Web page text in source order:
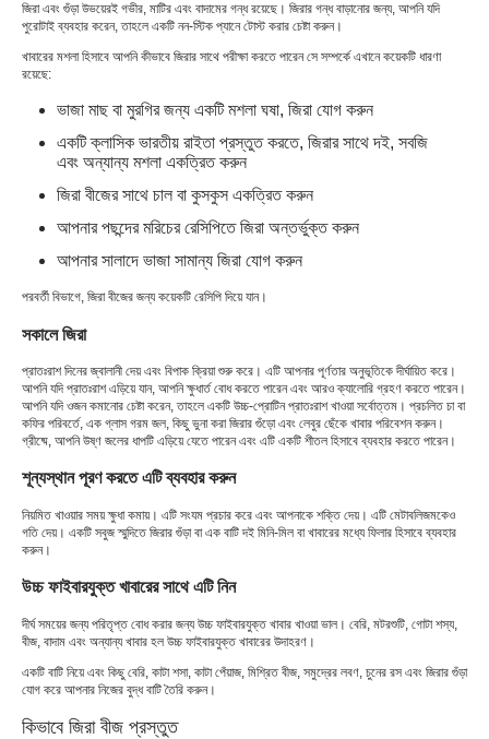
জিরা এবং গুঁড়া উভয়েরই গভীর, মাটির এবং বাদামের গন্ধ রয়েছে। জিরার গন্ধ বাড়ানোর জন্য, আপনি যদি
পুরোটাই ব্যবহার করেন, তাহলে একটি নন-স্টিক প্যানে টোস্ট করার চেষ্টা করুন।
খাবারের মশলা হিসাবে আপনি কীভাবে জিরার সাথে পরীক্ষা করতে পারেন সে সম্পর্কে এখানে কয়েকটি ধারণা
রয়েছে:
ভাজা মাছ বা মুরগির জন্য একটি মশলা ঘষা, জিরা যোগ করুন
একটি ক্লাসিক ভারতীয় রাইতা প্রস্তুত করতে, জিরার সাথে দই, সবজি
এবং অন্যান্য মশলা একত্রিত করুন
জিরা বীজের সাথে চাল বা কুসকুস একত্রিত করুন
আপনার পছন্দের মরিচের রেসিপিতে জিরা অন্তর্ভুক্ত করুন
আপনার সালাদে ভাজা সামান্য জিরা যোগ করুন
পরবর্তী বিভাগে, জিরা বীজের জন্য কয়েকটি রেসিপি দিয়ে যান।
সকালে জিরা
প্রাতঃরাশ দিনের জ্বালানী দেয় এবং বিপাক ক্রিয়া শুরু করে। এটি আপনার পূর্ণতার অনুভূতিকে দীর্ঘায়িত করে।
আপনি যদি প্রাতঃরাশ এড়িয়ে যান, আপনি ক্ষুধার্ত বোধ করতে পারেন এবং আরও ক্যালোরি গ্রহণ করতে পারেন।
আপনি যদি ওজন কমানোর চেষ্টা করেন, তাহলে একটি উচ্চ-প্রোটিন প্রাতঃরাশ খাওয়া সর্বোত্তম। প্রচলিত চা বা
কফির পরিবর্তে, এক গ্লাস গরম জল, কিছু ভুনা করা জিরার গুঁড়ো এবং লেবুর ছেঁকে খাবার পরিবেশন করুন।
গ্রীষ্মে, আপনি উষ্ণ জলের ধাপটি এড়িয়ে যেতে পারেন এবং এটি একটি শীতল হিসাবে ব্যবহার করতে পারেন।
শূন্যস্থান পূরণ করতে এটি ব্যবহার করুন
নিয়মিত খাওয়ার সময় ক্ষুধা কমায়। এটি সংযম প্রচার করে এবং আপনাকে শক্তি দেয়। এটি মেটাবলিজমকেও
গতি দেয়। একটি সবুজ স্মুদিতে জিরার গুঁড়া বা এক বাটি দই মিনি-মিল বা খাবারের মধ্যে ফিলার হিসাবে ব্যবহার
করুন।
উচ্চ ফাইবারযুক্ত খাবারের সাথে এটি নিন
দীর্ঘ সময়ের জন্য পরিতৃপ্ত বোধ করার জন্য উচ্চ ফাইবারযুক্ত খাবার খাওয়া ভাল। বেরি, মটরশুটি, গোটা শস্য,
বীজ, বাদাম এবং অন্যান্য খাবার হল উচ্চ ফাইবারযুক্ত খাবারের উদাহরণ।
একটি বাটি নিয়ে এবং কিছু বেরি, কাটা শসা, কাটা পেঁয়াজ, মিশ্রিত বীজ, সমুদ্রের লবণ, চুনের রস এবং জিরার গুঁড়া
যোগ করে আপনার নিজের বুদ্ধ বাটি তৈরি করুন।
কিভাবে জিরা বীজ প্রস্তুত